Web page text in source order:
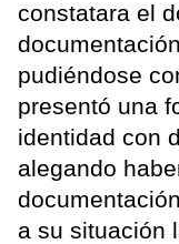
constatara el
pudiéndose
presentó una
identidad con
alegando
a su situación